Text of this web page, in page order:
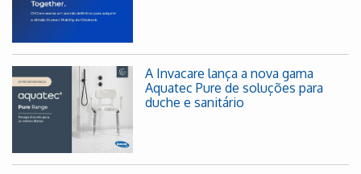
A Invacare lança a nova gama
Aquatec Pure de soluções para
duche e sanitário